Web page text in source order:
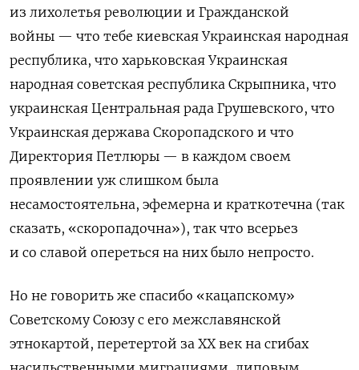
из лихолетья революции и Гражданской
войны — что тебе киевская Украинская народная
республика, что харьковская Украинская
народная советская республика Скрыпника, что
украинская Центральная рада Грушевского, что
Украинская держава Скоропадского и что
Директория Петлюры — в каждом своем
проявлении уж слишком была
несамостоятельна, эфемерна и краткотечна (так
сказать, «скоропадочна»), так что всерьез
и со славой опереться на них было непросто.
Но не говорить же спасибо «кацапскому»
Советскому Союзу с его межславянской
этнокартой, перетертой за XX век на сгибах